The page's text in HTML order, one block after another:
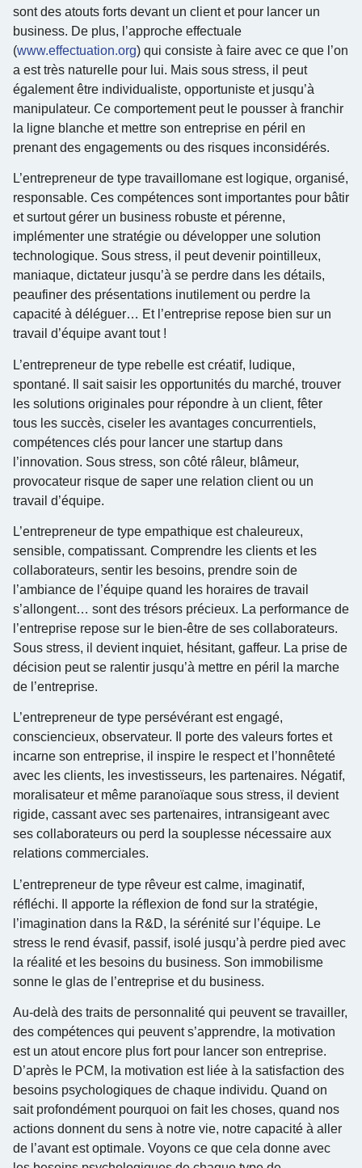
sont des atouts forts devant un client et pour lancer un
business. De plus, l’approche effectuale
(www.effectuation.org) qui consiste à faire avec ce que l’on
a est très naturelle pour lui. Mais sous stress, il peut
également être individualiste, opportuniste et jusqu’à
manipulateur. Ce comportement peut le pousser à franchir
la ligne blanche et mettre son entreprise en péril en
prenant des engagements ou des risques inconsidérés.
L’entrepreneur de type travaillomane est logique, organisé,
responsable. Ces compétences sont importantes pour bâtir
et surtout gérer un business robuste et pérenne,
implémenter une stratégie ou développer une solution
technologique. Sous stress, il peut devenir pointilleux,
maniaque, dictateur jusqu’à se perdre dans les détails,
peaufiner des présentations inutilement ou perdre la
capacité à déléguer… Et l’entreprise repose bien sur un
travail d’équipe avant tout !
L’entrepreneur de type rebelle est créatif, ludique,
spontané. Il sait saisir les opportunités du marché, trouver
les solutions originales pour répondre à un client, fêter
tous les succès, ciseler les avantages concurrentiels,
compétences clés pour lancer une startup dans
l’innovation. Sous stress, son côté râleur, blâmeur,
provocateur risque de saper une relation client ou un
travail d’équipe.
L’entrepreneur de type empathique est chaleureux,
sensible, compatissant. Comprendre les clients et les
collaborateurs, sentir les besoins, prendre soin de
l’ambiance de l’équipe quand les horaires de travail
s’allongent… sont des trésors précieux. La performance de
l’entreprise repose sur le bien-être de ses collaborateurs.
Sous stress, il devient inquiet, hésitant, gaffeur. La prise de
décision peut se ralentir jusqu’à mettre en péril la marche
de l’entreprise.
L’entrepreneur de type persévérant est engagé,
consciencieux, observateur. Il porte des valeurs fortes et
incarne son entreprise, il inspire le respect et l’honnêteté
avec les clients, les investisseurs, les partenaires. Négatif,
moralisateur et même paranoïaque sous stress, il devient
rigide, cassant avec ses partenaires, intransigeant avec
ses collaborateurs ou perd la souplesse nécessaire aux
relations commerciales.
L’entrepreneur de type rêveur est calme, imaginatif,
réfléchi. Il apporte la réflexion de fond sur la stratégie,
l’imagination dans la R&D, la sérénité sur l’équipe. Le
stress le rend évasif, passif, isolé jusqu’à perdre pied avec
la réalité et les besoins du business. Son immobilisme
sonne le glas de l’entreprise et du business.
Au-delà des traits de personnalité qui peuvent se travailler,
des compétences qui peuvent s’apprendre, la motivation
est un atout encore plus fort pour lancer son entreprise.
D’après le PCM, la motivation est liée à la satisfaction des
besoins psychologiques de chaque individu. Quand on
sait profondément pourquoi on fait les choses, quand nos
actions donnent du sens à notre vie, notre capacité à aller
de l’avant est optimale. Voyons ce que cela donne avec